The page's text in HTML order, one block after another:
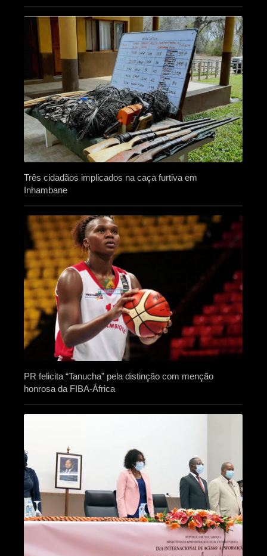
Três cidadãos implicados na caça furtiva em
Inhambane
PR felicita “Tanucha” pela distinção com menção
honrosa da FIBA-África